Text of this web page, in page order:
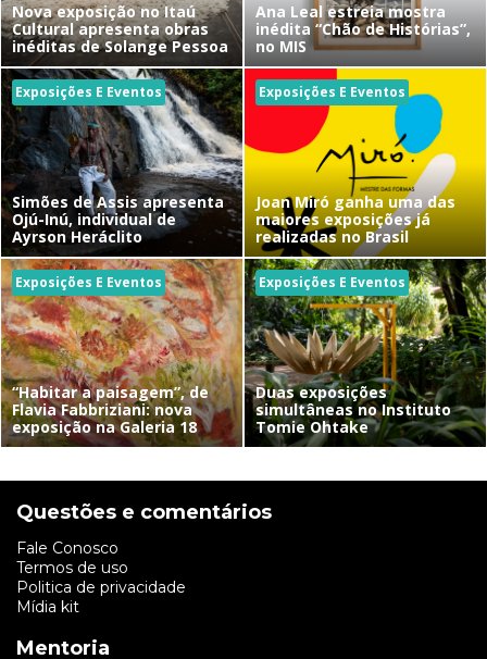
Nova exposição no Itaú
Cultural apresenta obras
inéditas de Solange Pessoa
Ana Leal estreia mostra
inédita “Chão de Histórias”,
no MIS
Exposições E Eventos
Simões de Assis apresenta
Ojú-Inú, individual de
Ayrson Heráclito
Exposições E Eventos
Joan Miró ganha uma das
maiores exposições já
realizadas no Brasil
Exposições E Eventos
“Habitar a paisagem”, de
Flavia Fabbriziani: nova
exposição na Galeria 18
Exposições E Eventos
Duas exposições
simultâneas no Instituto
Tomie Ohtake
Questões e comentários
Fale Conosco
Termos de uso
Politica de privacidade
Mídia kit
Mentoria